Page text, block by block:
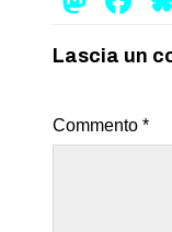
Lascia un
Commento *